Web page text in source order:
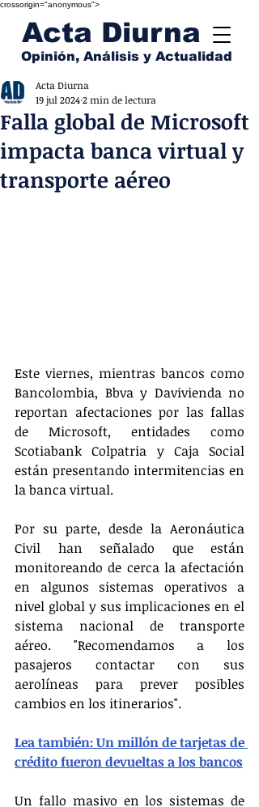
crossorigin="anonymous">
Acta Diurna
Opinión, Análisis y Actualidad
Falla global de Microsoft
impacta banca virtual y
transporte aéreo
Acta Diurna
19 jul 20242 min de lectura
Este viernes, mientras bancos como
Bancolombia, Bbva y Davivienda no
reportan afectaciones por las fallas
de Microsoft, entidades como
Scotiabank Colpatria y Caja Social
están presentando intermitencias en
la banca virtual.
Por su parte, desde la Aeronáutica
Civil han señalado que están
monitoreando de cerca la afectación
en algunos sistemas operativos a
nivel global y sus implicaciones en el
sistema nacional de transporte
aéreo. "Recomendamos a los
pasajeros contactar con sus
aerolíneas para prever posibles
cambios en los itinerarios".
Lea también: Un millón de tarjetas de
crédito fueron devueltas a los bancos
Un fallo masivo en los sistemas de